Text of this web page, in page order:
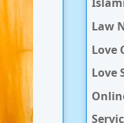
Law
Love
Love